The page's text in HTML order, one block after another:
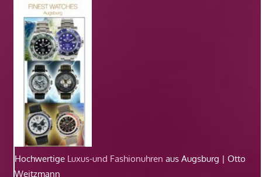
Hochwertige Luxus-und Fashionuhren aus Augsburg | Otto
Weitzmann